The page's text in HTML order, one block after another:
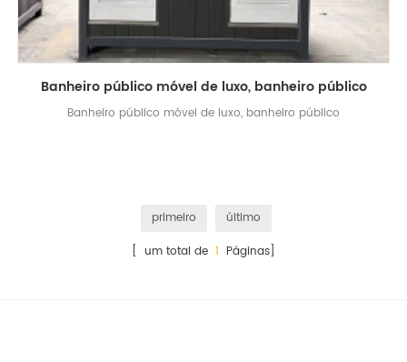
Banheiro público móvel de luxo, banheiro público
Banheiro público móvel de luxo, banheiro público
primeiro
último
[ um total de 1 Páginas]